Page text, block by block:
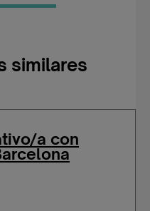
similares
a con